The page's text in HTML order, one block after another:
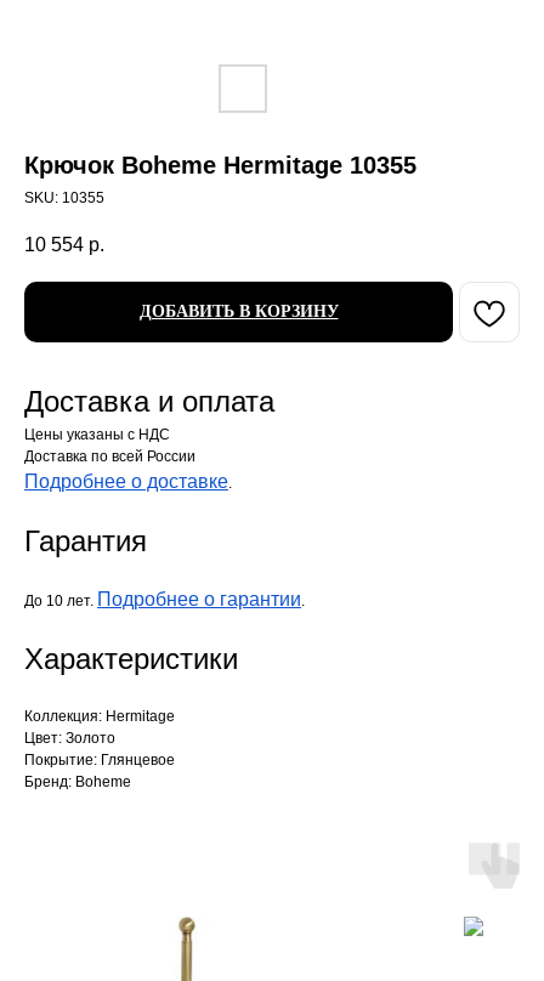
Крючок Boheme Hermitage 10355
SKU: 10355
10 554 р.
ДОБАВИТЬ В КОРЗИНУ
Доставка и оплата
Цены указаны с НДС
Доставка по всей России
Подробнее о доставке.
Гарантия
До 10 лет. Подробнее о гарантии.
Характеристики
Коллекция: Hermitage
Цвет: Золото
Покрытие: Глянцевое
Бренд: Boheme